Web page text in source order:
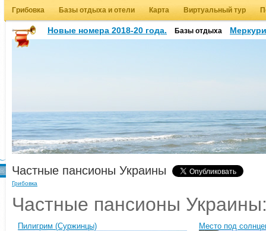
Грибовка Базы отдыха и отели Карта Виртуальный тур
Новые номера 2018-20 года. Базы отдыха
Грибовка
Частные пансионы Украины
Частные пансионы
Пилигрим (Суржинцы) Место под